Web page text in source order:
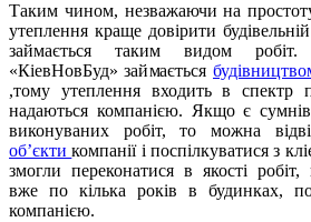
Таким чином, незважаючи на
утеплення краще довірити
займається таким видом робіт.
«КіевНовБуд» займається
,тому утеплення входить в спектр
надаються компанією. Якщо є
виконуваних робіт, то можна
об’єктикомпанії і поспілкуватися з
змогли переконатися в якості
вже по кілька років в будинках,
компанією.